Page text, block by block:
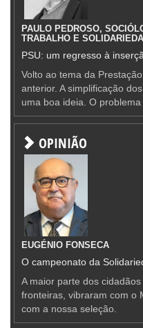
PAULO PEDROSO,
TRABALHO E
PSU: um regresso à
Volto ao tema da
anterior. A simplificação
uma boa ideia. O problema
OPINIÃO
EUGÉNIO FONSECA
O campeonato da
A maior parte dos
fronteiras, vibraram com o
com a nossa seleção.